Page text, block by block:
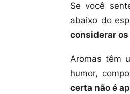
Se você
abaixo do
considerar
Aromas têm
humor,
certa não é